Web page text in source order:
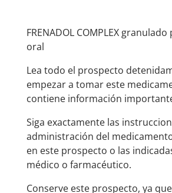
FRENADOL COMPLEX
oral
Lea todo el prospecto
empezar a tomar este
contiene información
Siga exactamente las
administración del
en este prospecto o las
médico o farmacéutico.
Conserve este prospecto, ya